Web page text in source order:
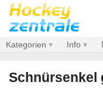
Kategorien Info
Schnürsenkel